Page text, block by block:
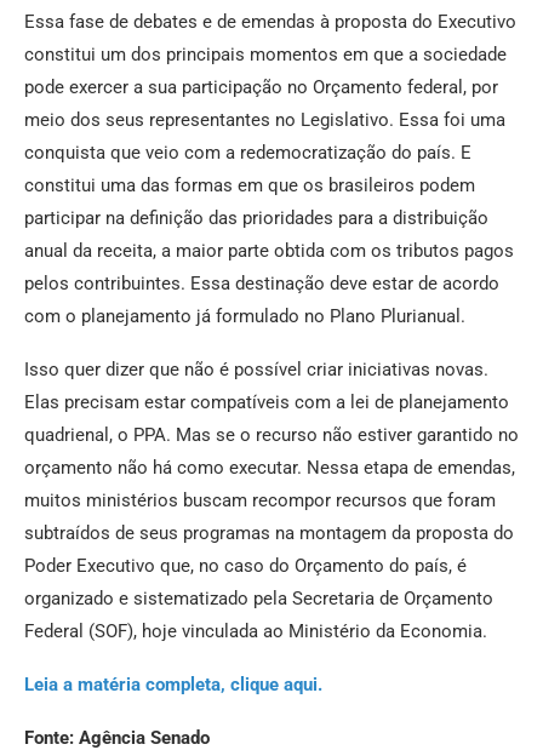
Essa fase de debates e de emendas à proposta do Executivo
constitui um dos principais momentos em que a sociedade
pode exercer a sua participação no Orçamento federal, por
meio dos seus representantes no Legislativo. Essa foi uma
conquista que veio com a redemocratização do país. E
constitui uma das formas em que os brasileiros podem
participar na definição das prioridades para a distribuição
anual da receita, a maior parte obtida com os tributos pagos
pelos contribuintes. Essa destinação deve estar de acordo
com o planejamento já formulado no Plano Plurianual.
Isso quer dizer que não é possível criar iniciativas novas.
Elas precisam estar compatíveis com a lei de planejamento
quadrienal, o PPA. Mas se o recurso não estiver garantido no
orçamento não há como executar. Nessa etapa de emendas,
muitos ministérios buscam recompor recursos que foram
subtraídos de seus programas na montagem da proposta do
Poder Executivo que, no caso do Orçamento do país, é
organizado e sistematizado pela Secretaria de Orçamento
Federal (SOF), hoje vinculada ao Ministério da Economia.
Leia a matéria completa, clique aqui.
Fonte: Agência Senado